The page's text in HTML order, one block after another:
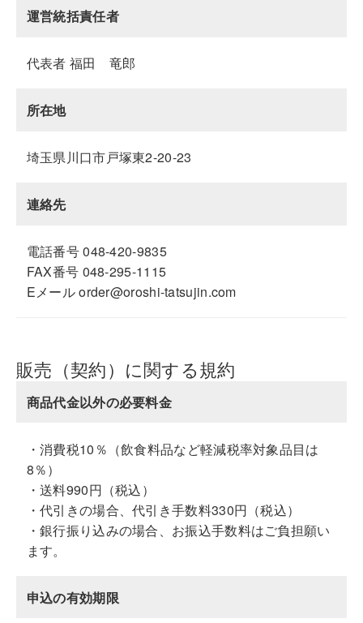
運営統括責任者
代表者 福田 竜郎
所在地
埼玉県川口市戸塚東2-20-23
連絡先
電話番号 048-420-9835
FAX番号 048-295-1115
Eメール order@oroshi-tatsujin.com
販売（契約）に関する規約
商品代金以外の必要料金
・消費税10％（飲食料品など軽減税率対象品目は
8％）
・送料990円（税込）
・代引きの場合、代引き手数料330円（税込）
・銀行振り込みの場合、お振込手数料はご負担願い
ます。
申込の有効期限